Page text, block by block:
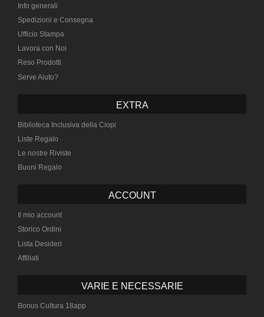
Info generali
Spedizioni e Consegna
Ufficio Stampa
Lavora con Noi
Reso Prodotti
Serve Aiuto?
EXTRA
Biblioteca Inclusiva della Ciopi
Liste Regalo
Le nostre Riviste
Buoni Regalo
ACCOUNT
Il mio account
Storico Ordini
Lista Desideri
Affiliati
VARIE E NECESSARIE
Bonus Cultura 18app